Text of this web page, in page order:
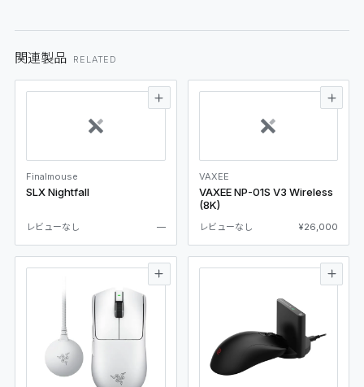
関連製品 RELATED
Finalmouse
SLX Nightfall
レビューなし —
VAXEE
VAXEE NP-01S V3 Wireless
(8K)
レビューなし ¥26,000